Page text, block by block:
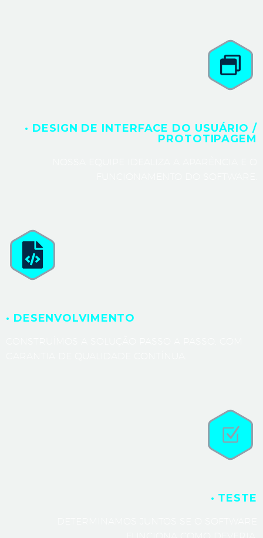
· DESIGN DE INTERFACE DO USUÁRIO /
PROTOTIPAGEM
· DESENVOLVIMENTO
· TESTE